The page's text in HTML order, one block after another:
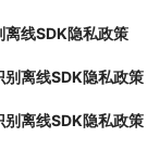
离线SDK隐私政策
别离线SDK隐私政策
别离线SDK隐私政策